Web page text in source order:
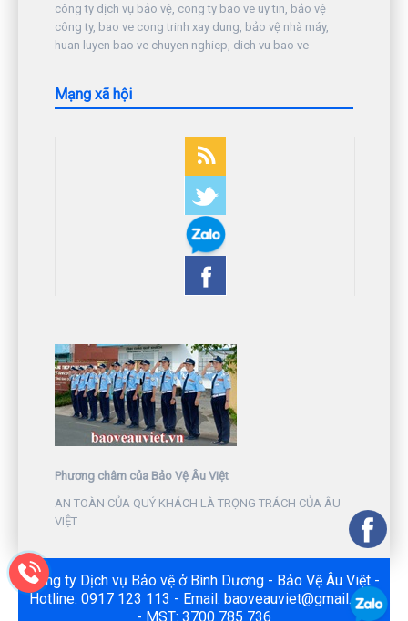
công ty dịch vụ bảo vệ, cong ty bao ve uy tin, bảo vệ
công ty, bao ve cong trinh xay dung, bảo vệ nhà máy,
huan luyen bao ve chuyen nghiep, dich vu bao ve
Mạng xã hội
Phương châm của Bảo Vệ Âu Việt
AN TOÀN CỦA QUÝ KHÁCH LÀ TRỌNG TRÁCH CỦA ÂU
VIỆT
Công ty Dịch vụ Bảo vệ ở Bình Dương - Bảo Vệ Âu Việt -
Hotline: 0917 123 113 - Email: baoveauviet@gmail.com
- MST: 3700 785 736